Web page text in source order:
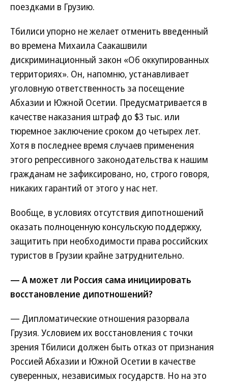
поездками в Грузию.
Тбилиси упорно не желает отменить введенный
во времена Михаила Саакашвили
дискриминационный закон «Об оккупированных
территориях». Он, напомню, устанавливает
уголовную ответственность за посещение
Абхазии и Южной Осетии. Предусматривается в
качестве наказания штраф до $3 тыс. или
тюремное заключение сроком до четырех лет.
Хотя в последнее время случаев применения
этого репрессивного законодательства к нашим
гражданам не зафиксировано, но, строго говоря,
никаких гарантий от этого у нас нет.
Вообще, в условиях отсутствия дипотношений
оказать полноценную консульскую поддержку,
защитить при необходимости права российских
туристов в Грузии крайне затруднительно.
— А может ли Россия сама инициировать
восстановление дипотношений?
— Дипломатические отношения разорвала
Грузия. Условием их восстановления с точки
зрения Тбилиси должен быть отказ от признания
Россией Абхазии и Южной Осетии в качестве
суверенных, независимых государств. Но на это